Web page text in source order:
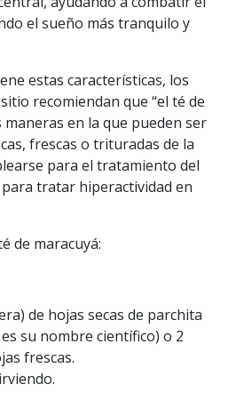
el sueño más tranquilo y
estas características, los
recomiendan que “el té de
en la que pueden ser
frescas o trituradas de la
para el tratamiento del
tratar hiperactividad en
de maracuyá:
de hojas secas de parchita
su nombre científico) o 2
frescas.